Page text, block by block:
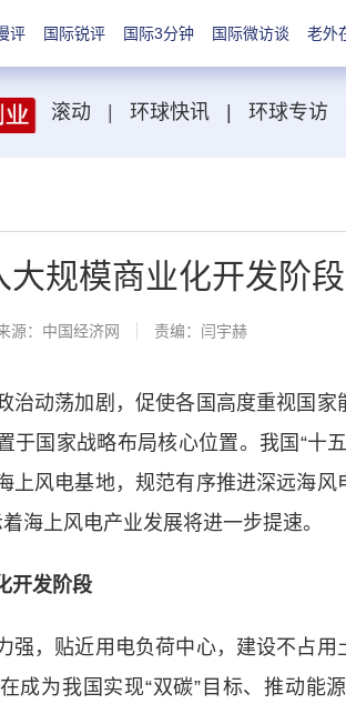
评 国际锐评 国际3分钟 国际微访谈 老外
滚动 环球快讯 环球专访
大规模商业化开发阶段
源： 中国经济网 责编：闫宇赫
动荡加剧，促使各国高度重视国家
于国家战略布局核心位置。我国“十
上风电基地，规范有序推进深远海
海上风电产业发展将进一步提速。
开发阶段
，贴近用电负荷中心，建设不占用
成为我国实现“双碳”目标、推动能